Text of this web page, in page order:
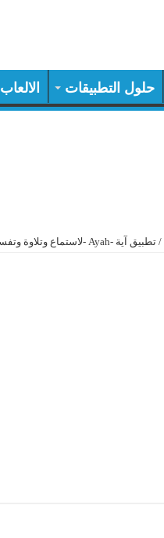
حلول التطبيقات الالعاب
/ تطبيق آية -Ayah -لاستماع وتلاوة وتفسير القران الكريم